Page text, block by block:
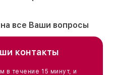
все Ваши вопросы
контакты
в течение 15 минут, и